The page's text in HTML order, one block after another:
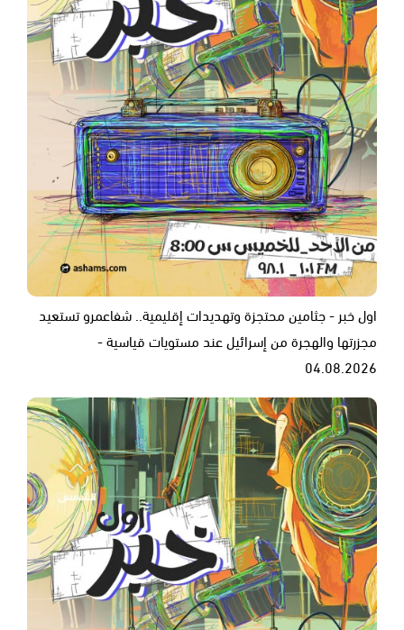
اول خبر - جثامين محتجزة وتهديدات إقليمية.. شفاعمرو تستعيد
مجزرتها والهجرة من إسرائيل عند مستويات قياسية -
04.08.2026